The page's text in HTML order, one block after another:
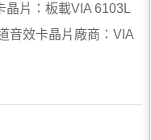
晶片：板載VIA 6103L
音效卡晶片廠商：VIA